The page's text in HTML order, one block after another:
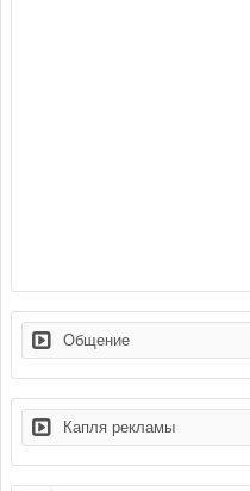
Общение
Капля рекламы